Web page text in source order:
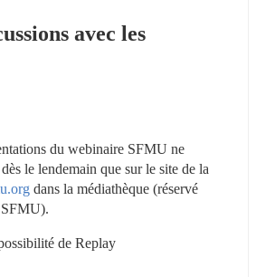
avec les
du webinaire SFMU ne
le lendemain que sur le site de la
dans la médiathèque (réservé
SFMU).
de Replay